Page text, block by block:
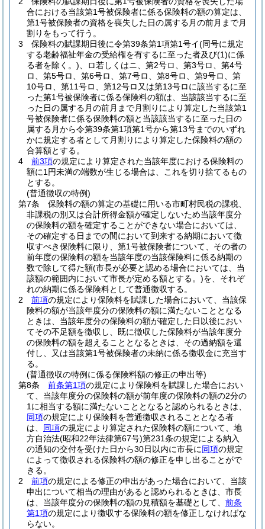
合における当該第1号被保険者に係る保険料の額の算定は、
第1号被保険者の資格を喪失した日の属する月の前月まで月
割りをもって行う。
3
保険料の賦課期日後に令第39条第1項第1号イ(同号に規定
する老齢福祉年金の受給権を有するに至った者及び(1)に係
る者を除く。) 、ロ若しくはニ、第2号ロ、第3号ロ、第4号
ロ、第5号ロ、第6号ロ、第7号ロ、第8号ロ、第9号ロ、第
10号ロ、第11号ロ、第12号ロ又は第13号ロに該当するに至
った第1号被保険者に係る保険料の額は、当該該当するに至
った日の属する月の前月まで月割りにより算定した当該第1
号被保険者に係る保険料の額と当該該当するに至った日の
属する月から令第39条第1項第1号から第13号までのいずれ
かに規定する者として月割りにより算定した保険料の額の
合算額とする。
4
前3項の規定により算定された当該年度における保険料の
額に1円未満の端数が生じる場合は、これを切り捨てるもの
とする。
(普通徴収の特例)
第7条
保険料の額の算定の基礎に用いる市町村民税の課税、
非課税の別又は合計所得金額が確定しないため当該年度分
の保険料の額を確定することができない場合においては、
その確定する日までの間において到来する納期において徴
収すべき保険料に限り、第1号被保険者について、その者の
前年度の保険料の額を当該年度の当該保険料に係る納期の
数で除して得た額(市長が必要と認める場合においては、当
該額の範囲内において市長が定める額とする。)を、それぞ
れの納期に係る保険料として普通徴収する。
2
前項の規定により保険料を賦課した場合において、当該保
険料の額が当該年度分の保険料の額に満たないこととなる
ときは、当該年度分の保険料の額が確定した日以後におい
てその不足額を徴収し、既に徴収した保険料が当該年度分
の保険料の額を超えることとなるときは、その過納額を還
付し、又は当該第1号被保険者の未納に係る徴収金に充当す
る。
(普通徴収の特例に係る保険料額の修正の申出等)
第8条
前条第1項の規定により保険料を賦課した場合におい
て、当該年度分の保険料の額が前年度の保険料の額の2分の
1に相当する額に満たないこととなると認められるときは、
同項の規定により保険料を普通徴収されることとなる者
は、 同項の規定により算定された保険料の額について、地
方自治法(昭和22年法律第67号)第231条の規定による納入
の通知の交付を受けた日から30日以内に市長に同項の規定
によって徴収される保険料の額の修正を申し出ることがで
きる。
2
前項の規定による修正の申出があった場合において、当該
申出について相当の理由があると認められるときは、市長
は、当該年度分の保険料の額の見積額を基礎として、 前条
第1項の規定により徴収する保険料の額を修正しなければな
らない。